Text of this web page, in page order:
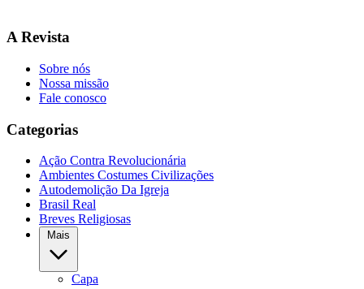
A Revista
Sobre nós
Nossa missão
Fale conosco
Categorias
Ação Contra Revolucionária
Ambientes Costumes Civilizações
Autodemolição Da Igreja
Brasil Real
Breves Religiosas
Mais
Capa